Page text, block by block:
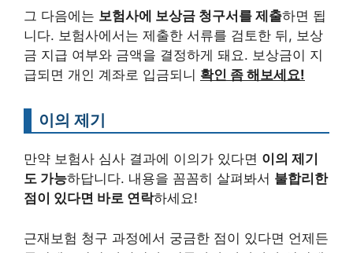
그 다음에는 보험사에 보상금 청구서를 제출하면 됩
니다. 보험사에서는 제출한 서류를 검토한 뒤, 보상
금 지급 여부와 금액을 결정하게 돼요. 보상금이 지
급되면 개인 계좌로 입금되니 확인 좀 해보세요!
이의 제기
만약 보험사 심사 결과에 이의가 있다면 이의 제기
도 가능하답니다. 내용을 꼼꼼히 살펴봐서 불합리한
점이 있다면 바로 연락하세요!
근재보험 청구 과정에서 궁금한 점이 있다면 언제든